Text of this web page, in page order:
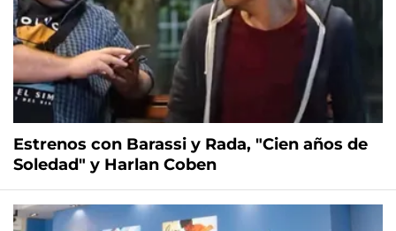
Estrenos con Barassi y Rada, "Cien años de
Soledad" y Harlan Coben